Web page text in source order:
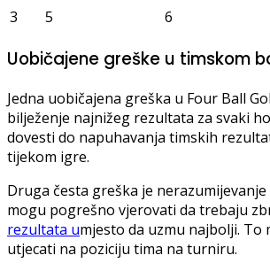
3
5 6
Uobičajene greške u timskom
Jedna uobičajena greška u Four Ball
bilježenje najnižeg rezultata za svaki
dovesti do napuhavanja timskih
tijekom igre.
Druga česta greška je
mogu pogrešno vjerovati da trebaju
rezultata umjesto da uzmu najbolji. To
utjecati na poziciju tima na turniru.